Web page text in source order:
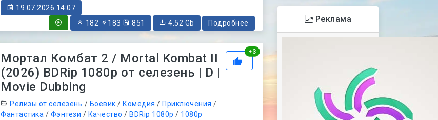
19.07.2026 14:07
182
183 851 4.52 Gb Подробнее
+3Рейтинг
Мортал Комбат 2 / Mortal Kombat II
(2026) BDRip 1080p от селезень | D |
Movie Dubbing
Релизы от селезень / Боевик /Комедия /Приключения /
Фантастика / Фэнтези / Качество /BDRip 1080p / 1080p
Реклама